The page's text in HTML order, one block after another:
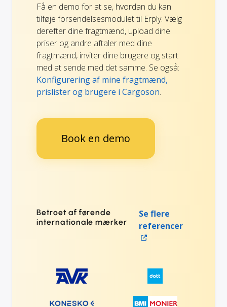
Få en demo for at se, hvordan du kan
tilføje forsendelsesmodulet til Erply. Vælg
derefter dine fragtmænd, upload dine
priser og andre aftaler med dine
fragtmænd, inviter dine brugere og start
med at sende med det samme. Se også:
Konfigurering af mine fragtmænd,
prislister og brugere i Cargoson.
Book en demo
Betroet af førende
internationale mærker
Se flere
referencer